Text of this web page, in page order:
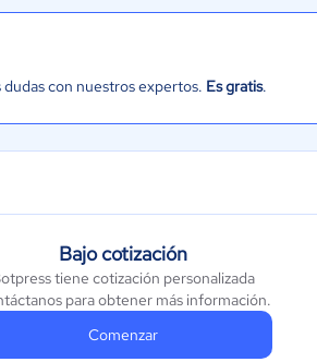
con nuestros expertos. Es gratis.
Bajo cotización
tiene cotización personalizada
para obtener más información.
Comenzar